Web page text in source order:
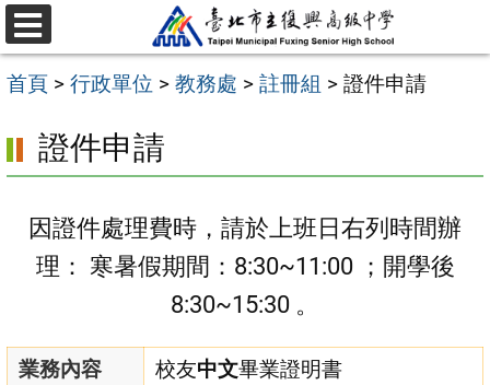
跳
至
主
內
選
單
首頁 > 行政單位 > 教務處 > 註冊組 > 證件申請
證件申請
因證件處理費時，請於上班日右列時間辦
理： 寒暑假期間：8:30~11:00 ；開學後
8:30~15:30 。
業務內容 校友中文畢業證明書